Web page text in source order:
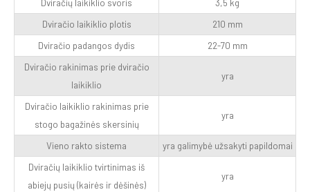
Dviračių laikiklio svoris
3,5 kg
Dviračio laikiklio plotis
210 mm
Dviračio padangos dydis
22-70 mm
Dviračio rakinimas prie dviračio
laikiklio
yra
Dviračio laikiklio rakinimas prie
stogo bagažinės skersinių
yra
Vieno rakto sistema
yra galimybė užsakyti papildomai
Dviračių laikiklio tvirtinimas iš
abiejų pusių (kairės ir dėšinės)
yra